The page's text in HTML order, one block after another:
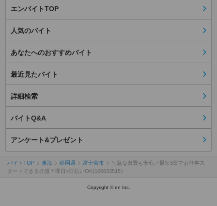
エンバイトTOP
人気のバイト
あなたへのおすすめバイト
最近見たバイト
詳細検索
バイトQ&A
アンケート&プレゼント
バイトTOP 東海 静岡県 富士宮市
＼急な出費も安心／最短3日でお仕事ス
タートできる介護＊即日×日払いOK(106633515）
Copyright © en Inc.